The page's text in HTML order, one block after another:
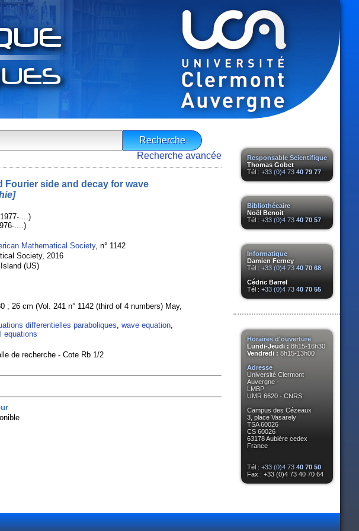
Responsable Scientifique
Thomas Gobet
Tél : +33 (0)4 73 40 79 77
Bibliothécaire
Noël Benoit
Tél : +33 (0)4 73 40 70 57
Informatique
Damien Ferney
Tél : +33 (0)4 73 40 70 68
Cédric Barrel
Tél : +33 (0)4 73 40 70 55
Horaires d'ouverture
Lundi-Jeudi : 8h15-16h30
Vendredi : 8h15-13h00
Adresse
Université Clermont
Auvergne -
LMBP
UMR 6620 - CNRS
Campus des Cézeaux
3, place Vasarely
TSA 60026
CS 60026
63178 Aubière cedex
France
Tél : +33 (0)4 73 40 70 50
Fax : +33 (0)4 73 40 70 64
Recherche avancée
side and decay for wave
....)
....)
Mathematical Society, n° 1142
Society, 2016
(US)
; 26 cm (Vol. 241 n° 1142 (third of 4 numbers) May,
differentielles paraboliques, wave equation,
equations
de recherche - Cote Rb 1/2